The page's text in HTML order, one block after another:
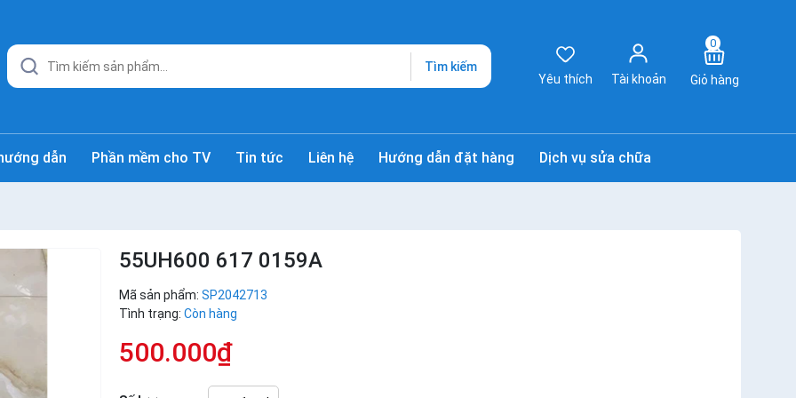
Tìm kiếm
Yêu thích
Tài khoản
0
Giỏ hàng
dẫn Phần mềm cho TV Tin tức Liên hệ Hướng dẫn đặt hàng Dịch vụ sửa chữa
55UH600 617 0159A
Mã sản phẩm: SP2042713
Tình trạng: Còn hàng
500.000₫